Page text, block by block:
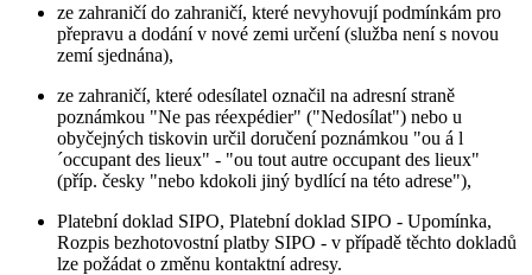
ze zahraničí do zahraničí, které nevyhovují podmínkám pro
přepravu a dodání v nové zemi určení (služba není s novou
zemí sjednána),
ze zahraničí, které odesílatel označil na adresní straně
poznámkou "Ne pas réexpédier" ("Nedosílat") nebo u
obyčejných tiskovin určil doručení poznámkou "ou á l
´occupant des lieux" - "ou tout autre occupant des lieux"
(příp. česky "nebo kdokoli jiný bydlící na této adrese"),
Platební doklad SIPO, Platební doklad SIPO - Upomínka,
Rozpis bezhotovostní platby SIPO - v případě těchto dokladů
lze požádat o změnu kontaktní adresy.